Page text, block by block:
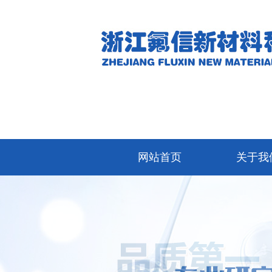
网站首页 关于我